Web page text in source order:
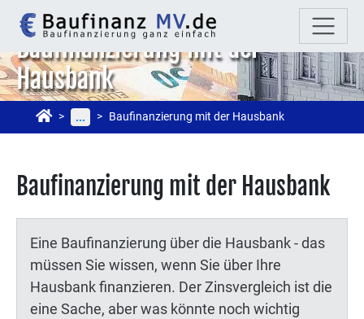
Baufinanzierung mit der
Hausbank
... Baufinanzierung mit der Hausbank
Baufinanzierung mit der Hausbank
Eine Baufinanzierung über die Hausbank - das
müssen Sie wissen, wenn Sie über Ihre
Hausbank finanzieren. Der Zinsvergleich ist die
eine Sache, aber was könnte noch wichtig